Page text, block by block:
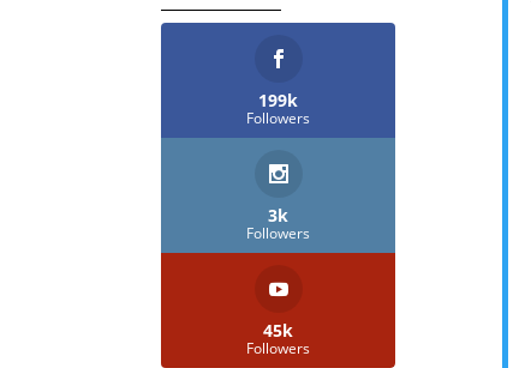
199k
Followers
3k
Followers
45k
Followers